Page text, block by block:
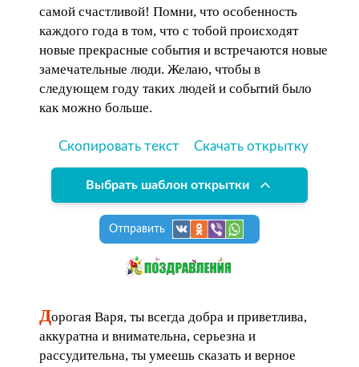
самой счастливой! Помни, что особенность
каждого года в том, что с тобой происходят
новые прекрасные события и встречаются новые
замечательные люди. Желаю, чтобы в
следующем году таких людей и событий было
как можно больше.
Скопировать текст Скачать открытку
Выбрать шаблон открытки
Отправить
Дорогая Варя, ты всегда добра и приветлива,
аккуратна и внимательна, серьезна и
рассудительна, ты умеешь сказать и верное